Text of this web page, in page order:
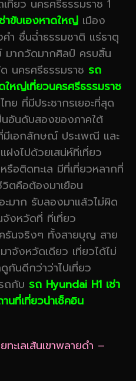
เที่ยว นครศรีธรรมราช 1
าขับเองหาดใหญ่ เมือง
ำ ชื่นฉ่ำธรรมชาติ แร่ธาตุ
มากวัดมากศิลป์ ครบสิ้น
นครศรีธรรมราช รถ
ใหญ่เที่ยวนครศรีธรรมราช
ย ที่มีประชากรเยอะที่สุด
อันดับสองของภาคใต้
มีเอกลักษณ์ ประเพณี และ
ฝงไปด้วยเสน่ห์ที่เที่ยว
รือติดทะเล มีที่เที่ยวหลากที่
ตคือต้องมาเยือน
ะมาก รับลองมาแล้วไม่ผิด
จังหวัดที่ ที่เที่ยว
รันจริงๆ ทั้งสายบุญ สาย
จังหวัดเดียว เที่ยวได้ไม่
กันดีกว่าว่าไปเที่ยว
ถกับ รถ Hyundai H1 เช่า
ที่เที่ยวน่าเช็คอิน
ะเลเส้นเขาพลายดำ –